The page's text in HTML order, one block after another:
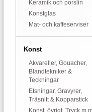
Keramik och porslin
Konstglas
Mat- och kaffeserviser
Konst
Akvareller, Gouacher,
Blandtekniker &
Teckningar
Etsningar, Gravyrer,
Träsnitt & Kopparstick
Konst, övrigt, Tryck